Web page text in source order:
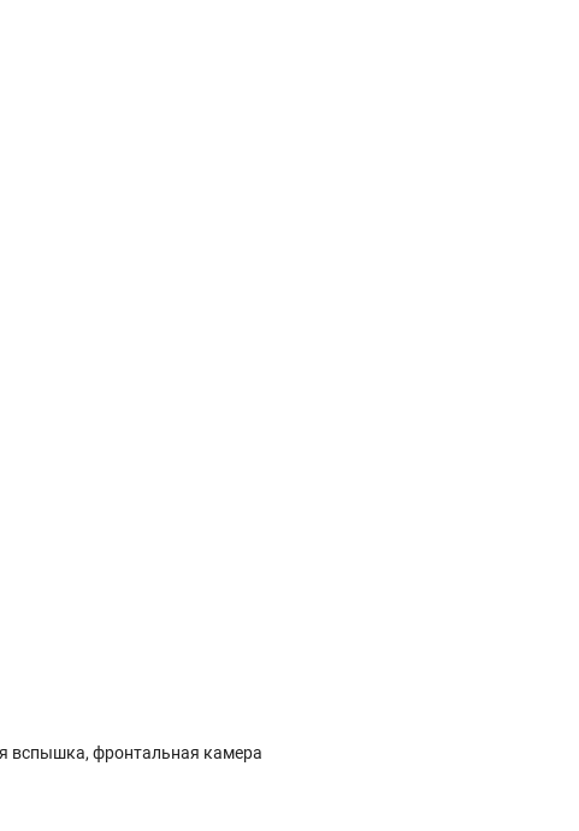
вспышка, фронтальная камера